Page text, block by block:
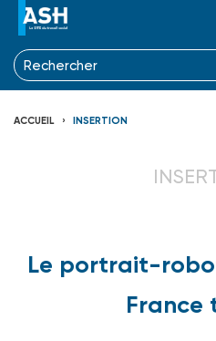
ACCUEIL INSERTION
Le portrait-
France